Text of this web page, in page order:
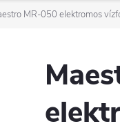
MR-050 elektromos